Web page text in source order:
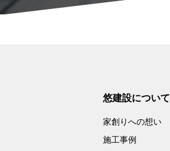
悠建設について
家創りへの想い
施工事例